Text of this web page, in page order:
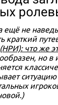
13+
5
120-240 13+
9
ещё не
краткий
что же
но